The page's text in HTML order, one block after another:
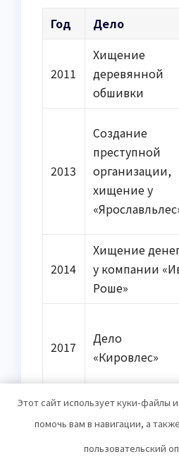
Год Дело
2011
Хищение
деревянной
обшивки
2013
Создание
преступной
организации,
хищение у
2014
Хищение
у компании
Роше»
2017
Дело
«Кировлес»
Вопрос-
Какие были
Этот сайт использует куки-файлы
помочь вам в навигации, а
пользовательский